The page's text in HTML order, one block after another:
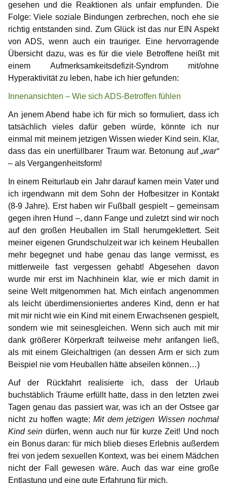
gesehen und die Reaktionen als unfair empfunden. Die
Folge: Viele soziale Bindungen zerbrechen, noch ehe sie
richtig entstanden sind. Zum Glück ist das nur EIN Aspekt
von ADS, wenn auch ein trauriger. Eine hervorragende
Übersicht dazu, was es für die viele Betroffene heißt mit
einem Aufmerksamkeitsdefizit-Syndrom mit/ohne
Hyperaktivität zu leben, habe ich hier gefunden:
Innenansichten ‒ Wie sich ADS-Betroffen fühlen
An jenem Abend habe ich für mich so formuliert, dass ich
tatsächlich vieles dafür geben würde, könnte ich nur
einmal mit meinem jetzigen Wissen wieder Kind sein. Klar,
dass das ein unerfüllbarer Traum war. Betonung auf „war“
– als Vergangenheitsform!
In einem Reiturlaub ein Jahr darauf kamen mein Vater und
ich irgendwann mit dem Sohn der Hofbesitzer in Kontakt
(8-9 Jahre). Erst haben wir Fußball gespielt – gemeinsam
gegen ihren Hund –, dann Fange und zuletzt sind wir noch
auf den großen Heuballen im Stall herumgeklettert. Seit
meiner eigenen Grundschulzeit war ich keinem Heuballen
mehr begegnet und habe genau das lange vermisst, es
mittlerweile fast vergessen gehabt! Abgesehen davon
wurde mir erst im Nachhinein klar, wie er mich damit in
seine Welt mitgenommen hat. Mich einfach angenommen
als leicht überdimensioniertes anderes Kind, denn er hat
mit mir nicht wie ein Kind mit einem Erwachsenen gespielt,
sondern wie mit seinesgleichen. Wenn sich auch mit mir
dank größerer Körperkraft teilweise mehr anfangen ließ,
als mit einem Gleichaltrigen (an dessen Arm er sich zum
Beispiel nie vom Heuballen hätte abseilen können…)
Auf der Rückfahrt realisierte ich, dass der Urlaub
buchstäblich Träume erfüllt hatte, dass in den letzten zwei
Tagen genau das passiert war, was ich an der Ostsee gar
nicht zu hoffen wagte: Mit dem jetzigen Wissen nochmal
Kind sein dürfen, wenn auch nur für kurze Zeit! Und noch
ein Bonus daran: für mich blieb dieses Erlebnis außerdem
frei von jedem sexuellen Kontext, was bei einem Mädchen
nicht der Fall gewesen wäre. Auch das war eine große
Entlastung und eine gute Erfahrung für mich.